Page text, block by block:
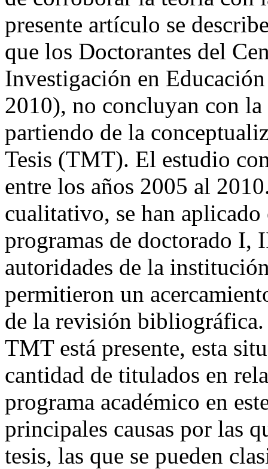
presente artículo se
que los Doctorantes del
Investigación en
2010), no concluyan con
partiendo de la
Tesis (TMT). El estudio
entre los años 2005 al
cualitativo, se han aplicado
programas de doctorado I,
autoridades de la
permitieron un
de la revisión bibliográfica.
TMT está presente, esta
cantidad de titulados en
programa académico en
principales causas por las
tesis, las que se pueden